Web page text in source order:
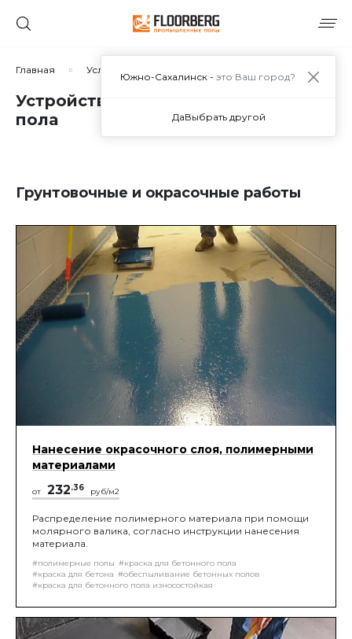
Главная Услуги Устройство полимерных покрытий
Устройство полимерных покрытий
пола
Грунтовочные и окрасочные работы
Нанесение окрасочного слоя, полимерными
материалами
от 232.36 руб/м2
Распределение полимерного материала при помощи
молярного валика, согласно инструкции нанесения
материала.
#полимерные полы #краска для бетонного пола
#краска для бетона #обеспыливание бетонных полов
#краска для бетонного пола износостойкая
Южно-Сахалинск - это Ваш город?
ДаВыбрать другой